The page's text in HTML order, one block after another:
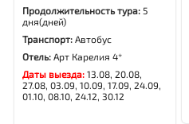
Продолжительность тура: 5
дня(дней)
Транспорт:Автобус
Отель:Арт Карелия 4*
Даты выезда:13.08, 20.08,
27.08, 03.09, 10.09, 17.09, 24.09,
01.10, 08.10, 24.12, 30.12